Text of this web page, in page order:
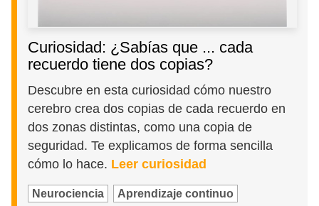
Curiosidad: ¿Sabías que ... cada
recuerdo tiene dos copias?
Descubre en esta curiosidad cómo nuestro
cerebro crea dos copias de cada recuerdo en
dos zonas distintas, como una copia de
seguridad. Te explicamos de forma sencilla
cómo lo hace. Leer curiosidad
Neurociencia Aprendizaje continuo